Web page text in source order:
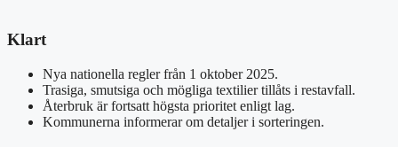
Klart
Nya nationella regler från 1 oktober 2025.
Trasiga, smutsiga och mögliga textilier tillåts i restavfall.
Återbruk är fortsatt högsta prioritet enligt lag.
Kommunerna informerar om detaljer i sorteringen.